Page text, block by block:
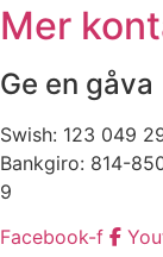
Mer
Ge en gåva
Swish: 123 049
Bankgiro: 814-
9
Facebook-f